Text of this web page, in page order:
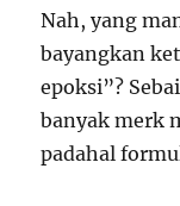
Nah, yang
bayangkan
epoksi”?
banyak merk
padahal